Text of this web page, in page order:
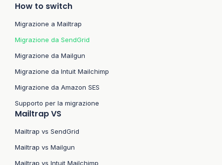
How to switch
Migrazione a Mailtrap
Migrazione da SendGrid
Migrazione da Mailgun
Migrazione da Intuit Mailchimp
Migrazione da Amazon SES
Supporto per la migrazione
Mailtrap VS
Mailtrap vs SendGrid
Mailtrap vs Mailgun
Mailtrap vs Intuit Mailchimp